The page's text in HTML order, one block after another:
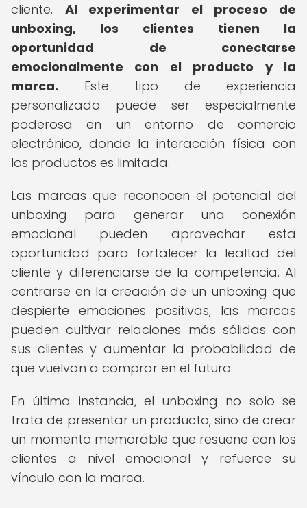
cliente. Al experimentar el proceso de
unboxing, los clientes tienen la
oportunidad de conectarse
emocionalmente con el producto y la
marca. Este tipo de experiencia
personalizada puede ser especialmente
poderosa en un entorno de comercio
electrónico, donde la interacción física con
los productos es limitada.
Las marcas que reconocen el potencial del
unboxing para generar una conexión
emocional pueden aprovechar esta
oportunidad para fortalecer la lealtad del
cliente y diferenciarse de la competencia. Al
centrarse en la creación de un unboxing que
despierte emociones positivas, las marcas
pueden cultivar relaciones más sólidas con
sus clientes y aumentar la probabilidad de
que vuelvan a comprar en el futuro.
En última instancia, el unboxing no solo se
trata de presentar un producto, sino de crear
un momento memorable que resuene con los
clientes a nivel emocional y refuerce su
vínculo con la marca.